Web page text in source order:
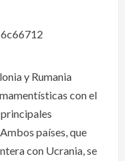
y Rumania
con el
países, que
con Ucrania, se